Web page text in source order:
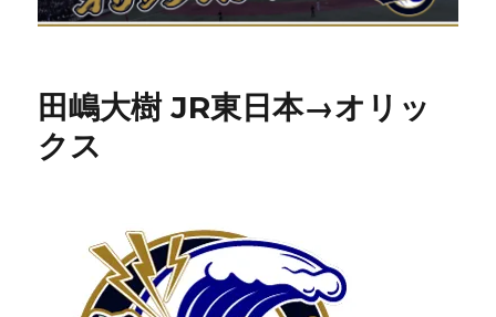
田嶋大樹 JR東日本→オリッ
クス